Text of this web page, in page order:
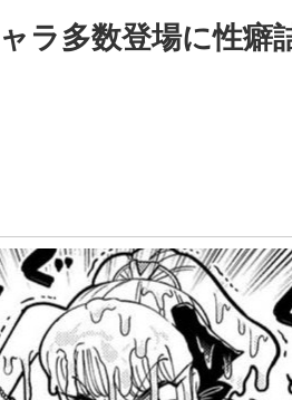
ラ多数登場に性癖